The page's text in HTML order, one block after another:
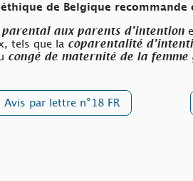
de Belgique recommande
parental aux parents d’intention
tels que la coparentalité
congé de maternité de la femme
Avis par lettre n°18 FR